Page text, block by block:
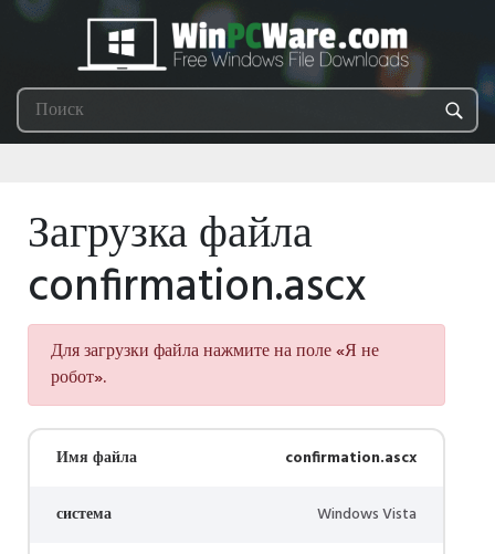
Загрузка файла
confirmation.ascx
Для загрузки файла нажмите на поле «Я не
робот».
Имя файла confirmation.ascx
система Windows Vista